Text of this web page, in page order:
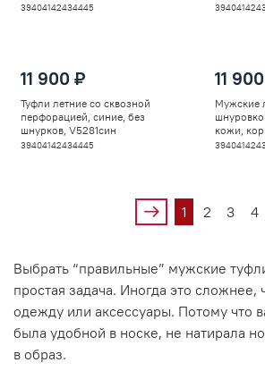
39404142434445 3940414243
11 900 ₽
Туфли летние со сквозной
перфорацией, синие, без
шнурков, V5281син
39404142434445
11
Мужские
кожи,
3940414243
1 2 3 4
Выбрать “правильные” мужские
простая задача. Иногда это сложнее,
одежду или аксессуары. Потому что
была удобной в носке, не натирала
в образ.